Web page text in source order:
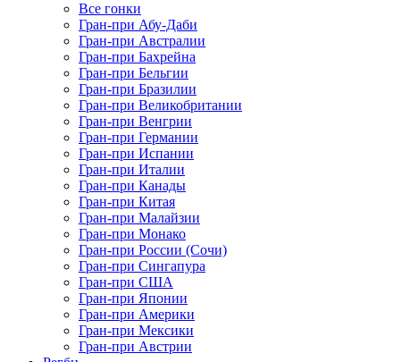
Все гонки
Гран-при Абу-Даби
Гран-при Австралии
Гран-при Бахрейна
Гран-при Бельгии
Гран-при Бразилии
Гран-при Великобритании
Гран-при Венгрии
Гран-при Германии
Гран-при Испании
Гран-при Италии
Гран-при Канады
Гран-при Китая
Гран-при Малайзии
Гран-при Монако
Гран-при России (Сочи)
Гран-при Сингапура
Гран-при США
Гран-при Японии
Гран-при Америки
Гран-при Мексики
Гран-при Австрии